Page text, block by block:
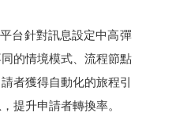
台針對訊息設定中高彈
的情境模式、流程節點
者獲得自動化的旅程引
提升申請者轉換率。